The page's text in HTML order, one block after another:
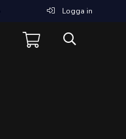
Logga in